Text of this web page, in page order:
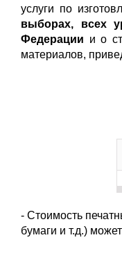
услуги по
выборах, всех
Федерации и о
материалов,
- Стоимость
бумаги и т.д.)